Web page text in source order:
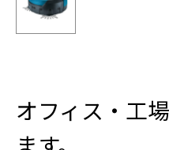
オフィス・工